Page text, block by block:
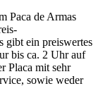
Paca de Armas
gibt ein preiswertes
bis ca. 2 Uhr auf
Placa mit sehr
sowie weder